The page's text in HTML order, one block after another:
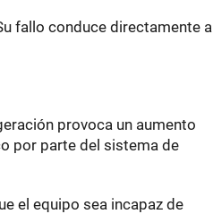
fallo conduce directamente a
provoca un aumento
por parte del sistema de
el equipo sea incapaz de